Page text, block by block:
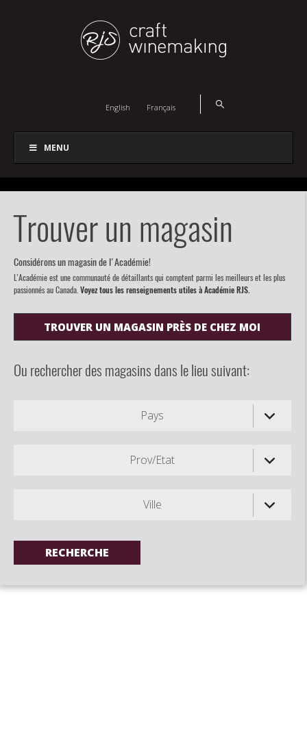
English Français
MENU
Trouver un magasin
Considérons un magasin de l'Académie!
L’Académie est une communauté de détaillants qui comptent parmi les meilleurs et les plus
passionnés au Canada. Voyez tous les renseignements utiles à Académie RJS.
TROUVER UN MAGASIN PRÈS DE CHEZ MOI
Ou rechercher des magasins dans le lieu suivant:
Pays
Prov/Etat
Ville